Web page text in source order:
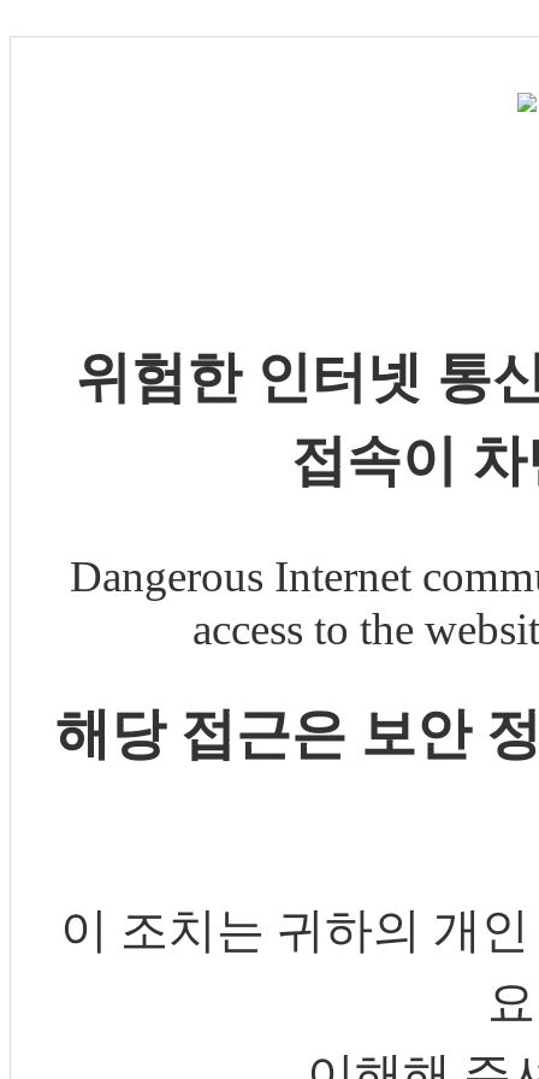
위험한 인터넷 통
접속이
Dangerous Internet
access to the
해당 접근은 보안
이 조치는 귀하의 개